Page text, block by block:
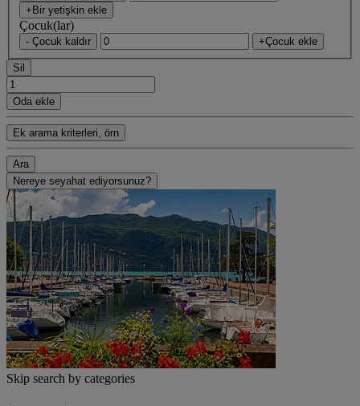
+Bir yetişkin ekle
Çocuk(lar)
- Çocuk kaldır +Çocuk ekle
Sil
Oda ekle
Ek arama kriterleri, örn
Ara
Nereye seyahat ediyorsunuz?
Skip search by categories